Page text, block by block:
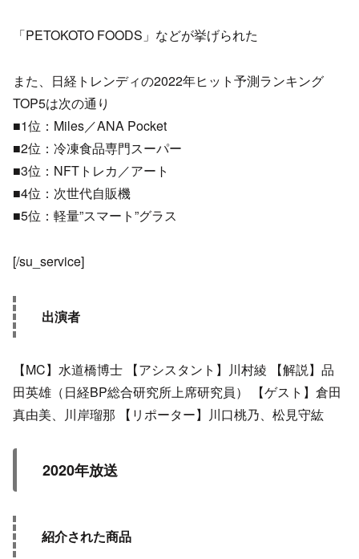
「PETOKOTO FOODS」などが挙げられた
また、日経トレンディの2022年ヒット予測ランキング
TOP5は次の通り
■1位：Miles／ANA Pocket
■2位：冷凍食品専門スーパー
■3位：NFTトレカ／アート
■4位：次世代自販機
■5位：軽量”スマート”グラス
[/su_service]
出演者
【MC】水道橋博士 【アシスタント】川村綾 【解説】品
田英雄（日経BP総合研究所上席研究員） 【ゲスト】倉田
真由美、川岸瑠那 【リポーター】川口桃乃、松見守紘
2020年放送
紹介された商品